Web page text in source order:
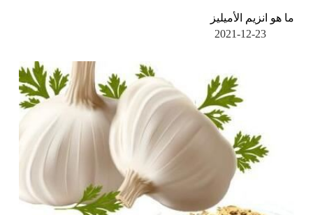
ما هو انزيم الأميليز
2021-12-23